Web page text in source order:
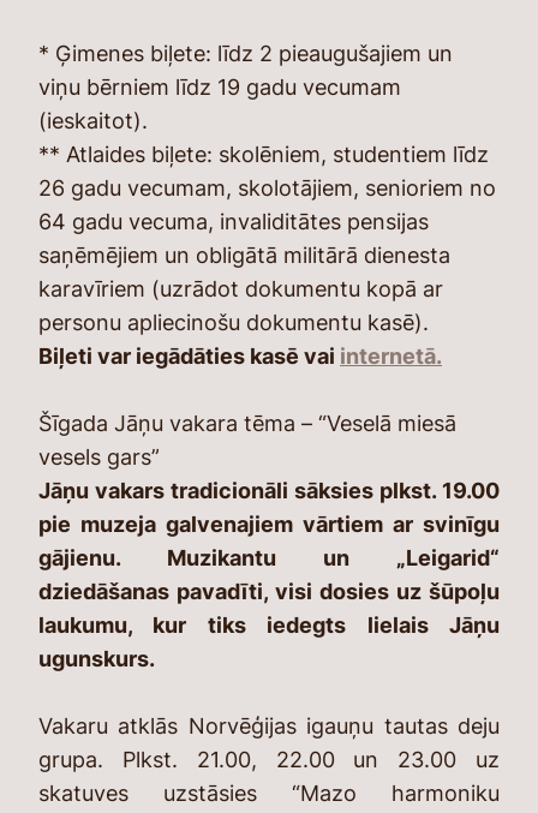
* Ģimenes biļete: līdz 2 pieaugušajiem un
viņu bērniem līdz 19 gadu vecumam
(ieskaitot).
** Atlaides biļete: skolēniem, studentiem līdz
26 gadu vecumam, skolotājiem, senioriem no
64 gadu vecuma, invaliditātes pensijas
saņēmējiem un obligātā militārā dienesta
karavīriem (uzrādot dokumentu kopā ar
personu apliecinošu dokumentu kasē).
Biļeti var iegādāties kasē vai internetā.
Šīgada Jāņu vakara tēma – “Veselā miesā
vesels gars”
Jāņu vakars tradicionāli sāksies plkst. 19.00
pie muzeja galvenajiem vārtiem ar svinīgu
gājienu. Muzikantu un „Leigarid“
dziedāšanas pavadīti, visi dosies uz šūpoļu
laukumu, kur tiks iedegts lielais Jāņu
ugunskurs.
Vakaru atklās Norvēģijas igauņu tautas deju
grupa. Plkst. 21.00, 22.00 un 23.00 uz
skatuves uzstāsies “Mazo harmoniku